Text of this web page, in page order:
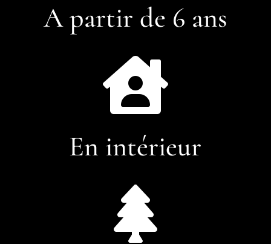
A partir de 6 ans

En intérieur
